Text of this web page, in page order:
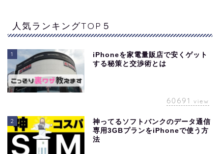
人気ランキングTOP５
1
iPhoneを家電量販店で安くゲット
する秘策と交渉術とは
60691 view
2
神ってるソフトバンクのデータ通信
専用3GBプランをiPhoneで使う方
法